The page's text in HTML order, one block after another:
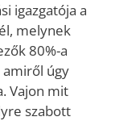
igazgatója a
melynek
80%-a
úgy
Vajon mit
szabott